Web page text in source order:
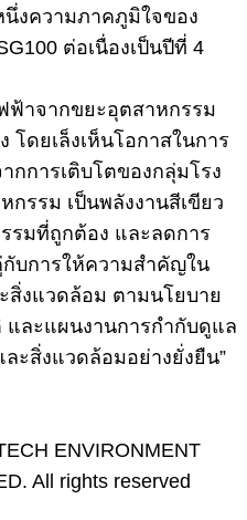
งความภาคภูมิใจของ
ต่อเนื่องเป็นปีที่ 4
ฟ้าจากขยะอุตสาหกรรม
โดยเล็งเห็นโอกาสในการ
กการเติบโตของกลุ่มโรง
รรม เป็นพลังงานสีเขียว
รมที่ถูกต้อง และลดการ
บการให้ความสำคัญใน
งแวดล้อม ตามนโยบาย
ละแผนงานการกำกับดูแล
ะสิ่งแวดล้อมอย่างยั่งยืน”
ENVIRONMENT
All rights reserved